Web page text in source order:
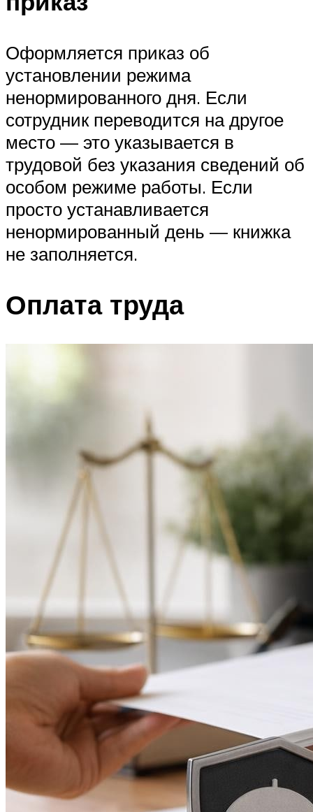
Оформляется приказ об
установлении режима
ненормированного дня. Если
сотрудник переводится на другое
место — это указывается в
трудовой без указания сведений об
особом режиме работы. Если
просто устанавливается
ненормированный день — книжка
не заполняется.
Оплата труда